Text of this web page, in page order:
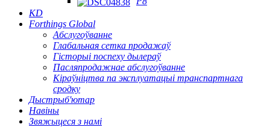
KD
Forthings Global
Абслугоўванне
Глабальная сетка продажаў
Гісторыі поспеху дылераў
Пасляпродажнае абслугоўванне
Кіраўніцтва па эксплуатацыі транспартнага
сродку
Дыстрыб'ютар
Навіны
Звяжыцеся з намі